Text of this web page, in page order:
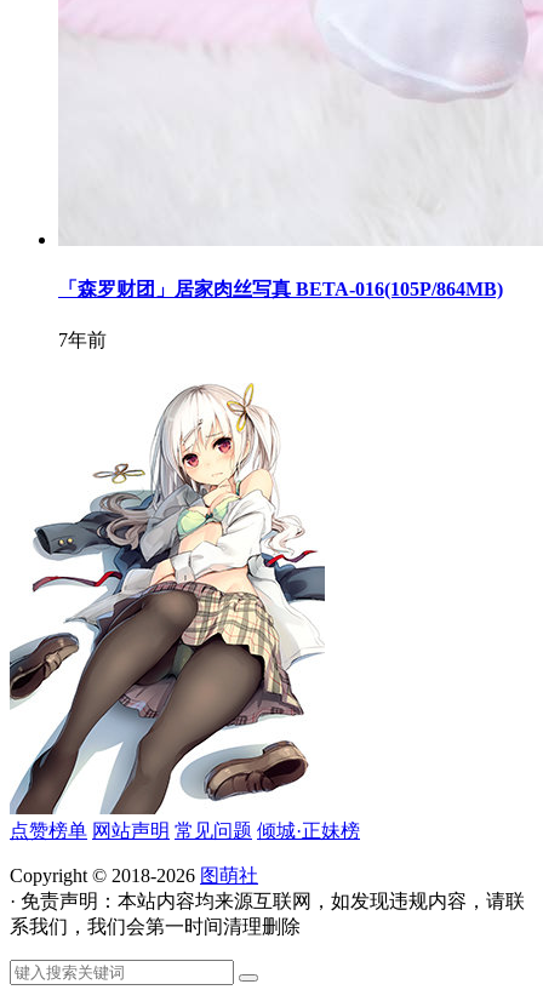
「森罗财团」居家肉丝写真 BETA-016(105P/864MB)
7年前
点赞榜单 网站声明 常见问题 倾城·正妹榜
Copyright © 2018-2026 图萌社
· 免责声明：本站内容均来源互联网，如发现违规内容，请联
系我们，我们会第一时间清理删除